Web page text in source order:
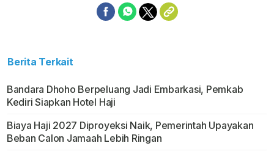
Berita Terkait
Bandara Dhoho Berpeluang Jadi Embarkasi, Pemkab
Kediri Siapkan Hotel Haji
Biaya Haji 2027 Diproyeksi Naik, Pemerintah Upayakan
Beban Calon Jamaah Lebih Ringan